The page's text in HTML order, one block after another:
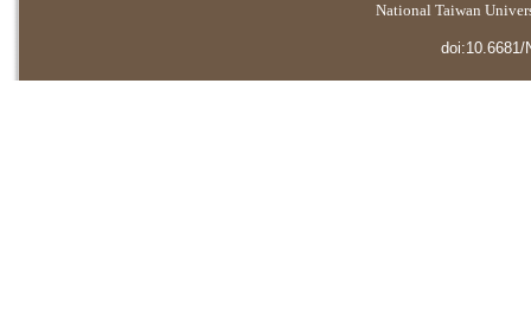
National Taiwan
doi:10.6681/